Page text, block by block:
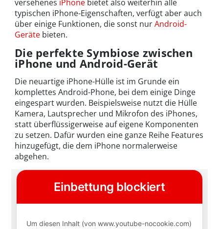
versehenes iPhone bietet also weiterhin alle
typischen iPhone-Eigenschaften, verfügt aber auch
über einige Funktionen, die sonst nurAndroid-
Geräte bieten.
Die perfekte Symbiose zwischen
iPhone und Android-Gerät
Die neuartige iPhone-Hülle ist im Grunde ein
komplettes Android-Phone, bei dem einige Dinge
eingespart wurden. Beispielsweise nutzt die Hülle
Kamera, Lautsprecher und Mikrofon des iPhones,
statt überflüssigerweise auf eigene Komponenten
zu setzen. Dafür wurden eine ganze Reihe Features
hinzugefügt, die dem iPhone normalerweise
abgehen.